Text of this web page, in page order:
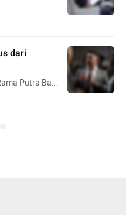
dari
Putra Bag